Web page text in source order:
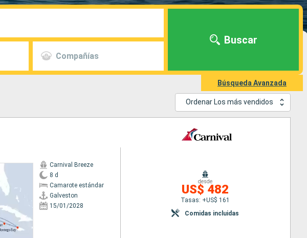
Compañías
Buscar
Búsqueda Avanzada
Ordenar Los más vendidos
Carnival Breeze
8 d
Camarote estándar
Galveston
15/01/2028
desde
US$ 482
Tasas: +US$ 161
Comidas incluidas